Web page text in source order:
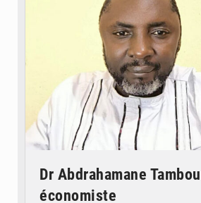
Dr Abdrahamane
économiste